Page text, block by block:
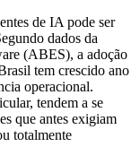
de IA pode ser
dados da
(ABES), a adoção
tem crescido ano
operacional.
tendem a se
que antes exigiam
totalmente